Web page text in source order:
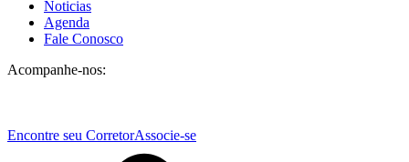
Noticias
Agenda
Fale Conosco
Acompanhe-nos:
Encontre seu CorretorAssocie-se